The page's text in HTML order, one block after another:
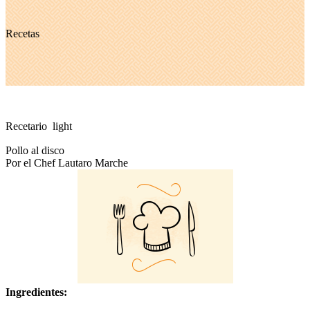
Recetas
Recetario light
Pollo al disco
Por el Chef Lautaro Marche
Ingredientes: